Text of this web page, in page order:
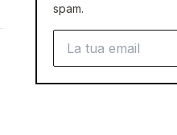
spam.